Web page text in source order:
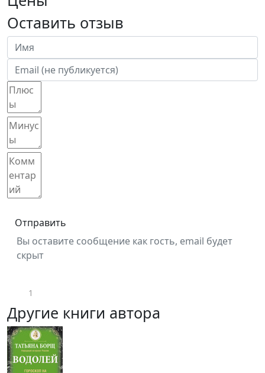
Оставить отзыв
Отправить
Вы оставите сообщение как гость, email будет
скрыт
1
Другие книги автора